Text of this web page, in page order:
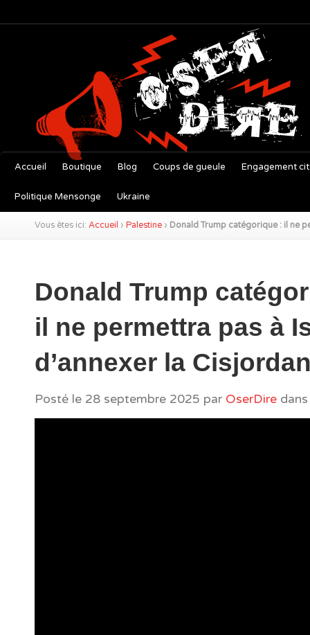
Accueil Boutique Blog Coups de gueule Engagement
Politique Mensonge Ukraine
Vous êtes ici: Accueil › Palestine › Donald Trump catégorique : il ne
Donald Trump
il ne permettra pas à
d’annexer la
Posté le 28 septembre 2025 par OserDire dans